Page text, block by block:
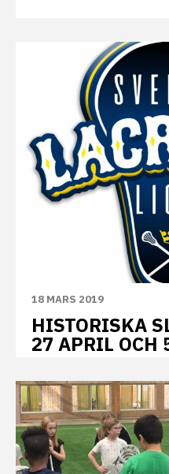
18 MARS 2019
HISTORISKA
27 APRIL OCH